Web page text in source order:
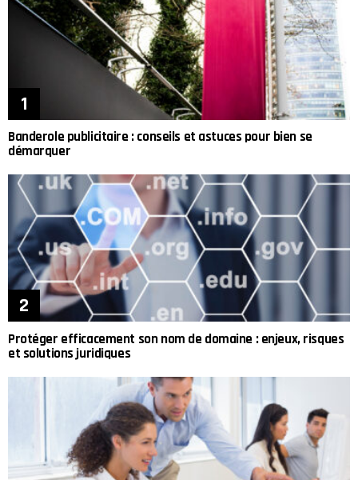
Banderole publicitaire : conseils et astuces pour bien se
démarquer
Protéger efficacement son nom de domaine : enjeux, risques
et solutions juridiques